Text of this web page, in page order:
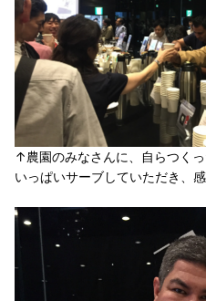
↑農園のみなさんに、自らつく
いっぱいサーブしていただき、